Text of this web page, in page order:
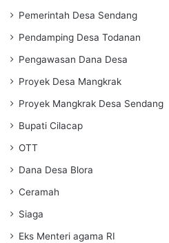
Pemerintah Desa Sendang
Pendamping Desa Todanan
Pengawasan Dana Desa
Proyek Desa Mangkrak
Proyek Mangkrak Desa Sendang
Bupati Cilacap
OTT
Dana Desa Blora
Ceramah
Siaga
Eks Menteri agama RI